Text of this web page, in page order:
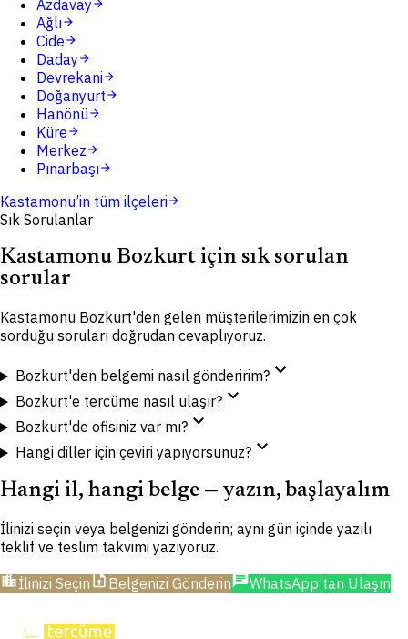
Azdavayarrow_forward
Ağlıarrow_forward
Cidearrow_forward
Dadayarrow_forward
Devrekaniarrow_forward
Doğanyurtarrow_forward
Hanönüarrow_forward
Kürearrow_forward
Merkezarrow_forward
Pınarbaşıarrow_forward
Kastamonu’in tüm ilçeleriarrow_forward
Sık Sorulanlar
Kastamonu Bozkurt için sık sorulan
sorular
Kastamonu Bozkurt'den gelen müşterilerimizin en çok
sorduğu soruları doğrudan cevaplıyoruz.
Bozkurt'den belgemi nasıl gönderirim?expand_more
Bozkurt'e tercüme nasıl ulaşır?expand_more
Bozkurt'de ofisiniz var mı?expand_more
Hangi diller için çeviri yapıyorsunuz?expand_more
Hangi il, hangi belge — yazın, başlayalım
İlinizi seçin veya belgenizi gönderin; aynı gün içinde yazılı
teklif ve teslim takvimi yazıyoruz.
location_cityİlinizi Seçinupload_fileBelgenizi GönderinchatWhatsApp’tan Ulaşın